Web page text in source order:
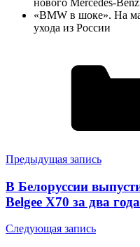
«BMW в шоке». На
ухода из России
Навигация
по
записям
Предыдущая запись
В Белоруссии
Belgee X70 за два года
Следующая запись